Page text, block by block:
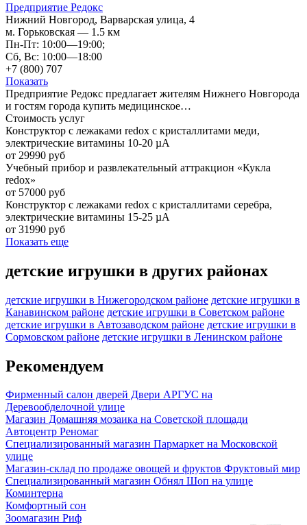
Предприятие Редокс
Нижний Новгород, Варварская улица, 4
м. Горьковская — 1.5 км
Пн-Пт: 10:00—19:00;
Сб, Вс: 10:00—18:00
+7 (800) 707
Показать
Предприятие Редокс предлагает жителям Нижнего Новгорода
и гостям города купить медицинское…
Стоимость услуг
Конструктор с лежаками redox с кристаллитами меди,
электрические витамины 10-20 µА
от 29990 руб
Учебный прибор и развлекательный аттракцион «Кукла
redox»
от 57000 руб
Конструктор с лежаками redox с кристаллитами серебра,
электрические витамины 15-25 µА
от 31990 руб
Показать еще
детские игрушки в других районах
детские игрушки в Нижегородском районе детские игрушки в
Канавинском районе детские игрушки в Советском районе
детские игрушки в Автозаводском районе детские игрушки в
Сормовском районе детские игрушки в Ленинском районе
Рекомендуем
Фирменный салон дверей Двери АРГУС на
Деревообделочной улице
Магазин Домашняя мозаика на Советской площади
Автоцентр Реномаг
Специализированный магазин Пармаркет на Московской
улице
Магазин-склад по продаже овощей и фруктов Фруктовый мир
Специализированный магазин Обнял Шоп на улице
Коминтерна
Комфортный сон
Зоомагазин Риф